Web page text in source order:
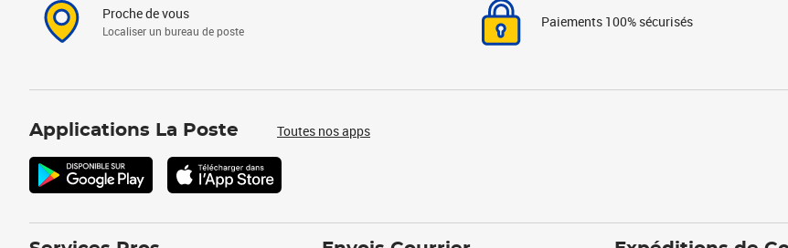
Proche de vous
Localiser un bureau de poste
Paiements 100% sécurisés
Applications La Poste Toutes nos apps